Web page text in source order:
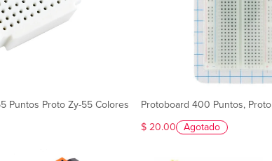
Puntos Proto Zy-55 Colores
Protoboard 400 Puntos, Proto
$ 20.00
Agotado